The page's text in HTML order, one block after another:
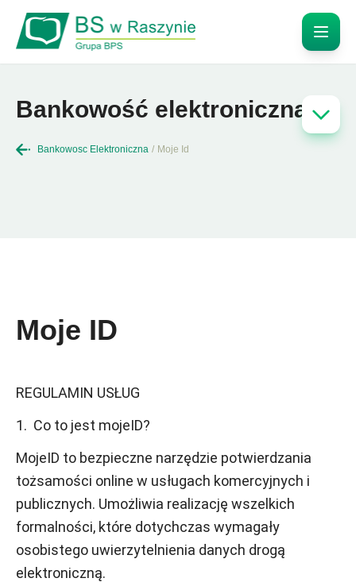
Bankowość elektroniczna
Bankowosc Elektroniczna / Moje Id
Moje ID
REGULAMIN USŁUG
1. Co to jest mojeID?
MojeID to bezpieczne narzędzie potwierdzania
tożsamości online w usługach komercyjnych i
publicznych. Umożliwia realizację wszelkich
formalności, które dotychczas wymagały
osobistego uwierzytelnienia danych drogą
elektroniczną.